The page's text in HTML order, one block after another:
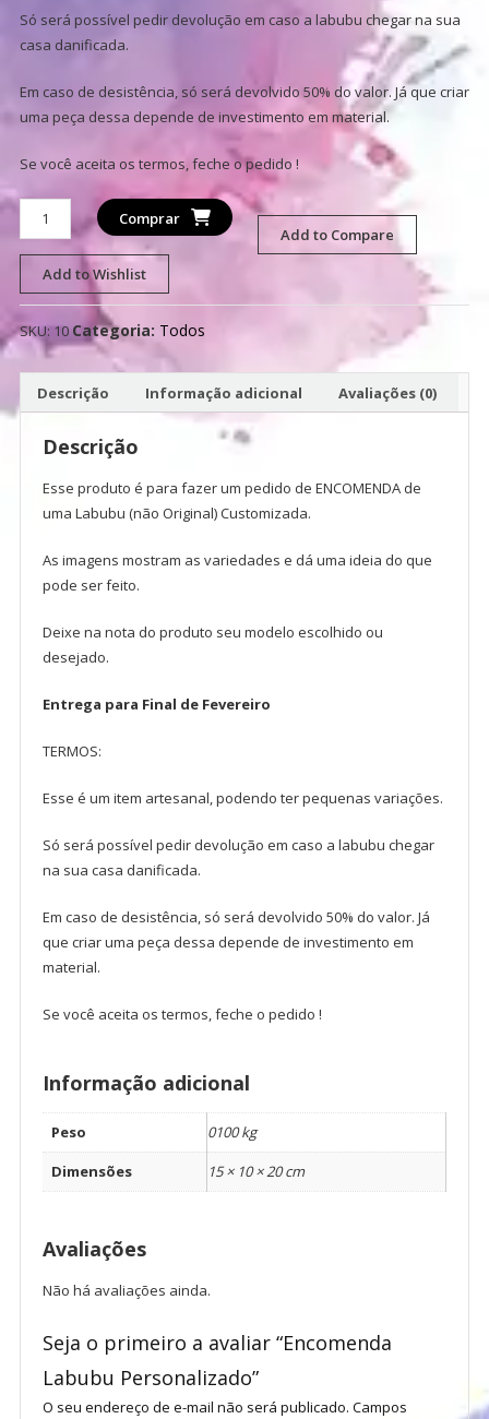
Só será possível pedir devolução em caso a labubu chegar na sua
casa danificada.
Em caso de desistência, só será devolvido 50% do valor. Já que criar
uma peça dessa depende de investimento em material.
Se você aceita os termos, feche o pedido !
Labubu
Personalizado
quantidade
Comprar
Add to Compare
Add to Wishlist
SKU:10 Categoria: Todos
Descrição Informação adicional Avaliações (0)
Descrição
Esse produto é para fazer um pedido de ENCOMENDA de
uma Labubu (não Original) Customizada.
As imagens mostram as variedades e dá uma ideia do que
pode ser feito.
Deixe na nota do produto seu modelo escolhido ou
desejado.
Entrega para Final de Fevereiro
TERMOS:
Esse é um item artesanal, podendo ter pequenas variações.
Só será possível pedir devolução em caso a labubu chegar
na sua casa danificada.
Em caso de desistência, só será devolvido 50% do valor. Já
que criar uma peça dessa depende de investimento em
material.
Se você aceita os termos, feche o pedido !
Informação adicional
Peso
0100 kg
Dimensões
15 × 10 × 20 cm
Avaliações
Não há avaliações ainda.
Seja o primeiro a avaliar “Encomenda
Labubu Personalizado”
O seu endereço de e-mail não será publicado. Campos